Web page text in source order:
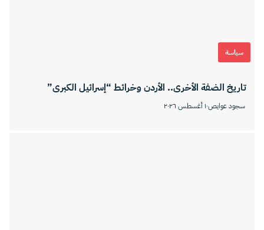
سياسة
تاريخ الضفة الأخرى.. الأردن وخرائط “إسرائيل الكبرى”
سجود عوايص١٠ أغسطس ٢٠٢٦